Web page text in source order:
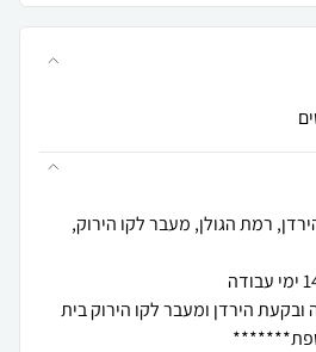
רמת הגולן, מעבר לקו הירוק,
הירדן ומעבר לקו הירוק בית